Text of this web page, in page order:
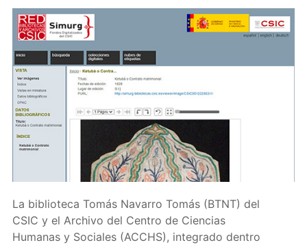
La biblioteca Tomás Navarro Tomás (BTNT) del
CSIC y el Archivo del Centro de Ciencias
Humanas y Sociales (ACCHS), integrado dentro